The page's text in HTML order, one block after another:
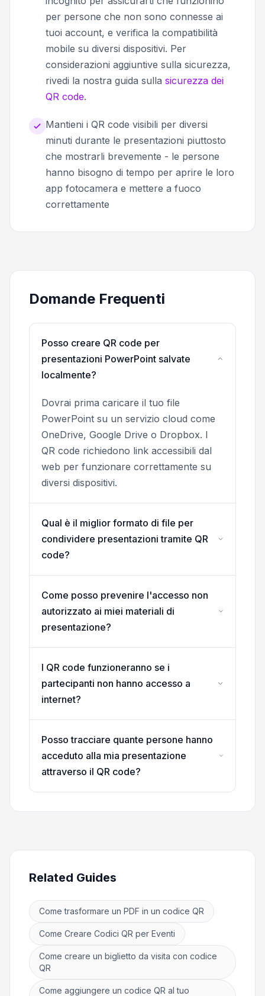
per persone che non sono connesse ai
tuoi account, e verifica la compatibilità
mobile su diversi dispositivi. Per
considerazioni aggiuntive sulla sicurezza,
rivedi la nostra guida sulla sicurezza dei
QR code.
Mantieni i QR code visibili per diversi
minuti durante le presentazioni piuttosto
che mostrarli brevemente - le persone
hanno bisogno di tempo per aprire le loro
app fotocamera e mettere a fuoco
correttamente
Domande Frequenti
Posso creare QR code per
presentazioni PowerPoint salvate
localmente?
Dovrai prima caricare il tuo file
PowerPoint su un servizio cloud come
OneDrive, Google Drive o Dropbox. I
QR code richiedono link accessibili dal
web per funzionare correttamente su
diversi dispositivi.
Qual è il miglior formato di file per
condividere presentazioni tramite QR
code?
Come posso prevenire l'accesso non
autorizzato ai miei materiali di
presentazione?
I QR code funzioneranno se i
partecipanti non hanno accesso a
internet?
Posso tracciare quante persone hanno
acceduto alla mia presentazione
attraverso il QR code?
Related Guides
Come trasformare un PDF in un codice QR
Come Creare Codici QR per Eventi
Come creare un biglietto da visita con codice
QR
Come aggiungere un codice QR al tuo